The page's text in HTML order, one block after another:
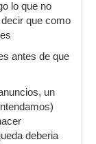
lo que no
que como
antes de que
un
deberia